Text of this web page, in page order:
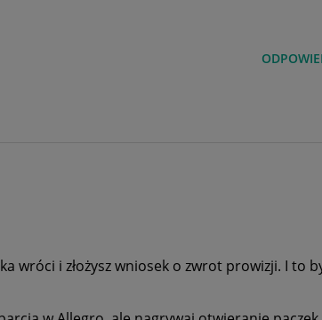
wróci i złożysz wniosek o zwrot prowizji. I to